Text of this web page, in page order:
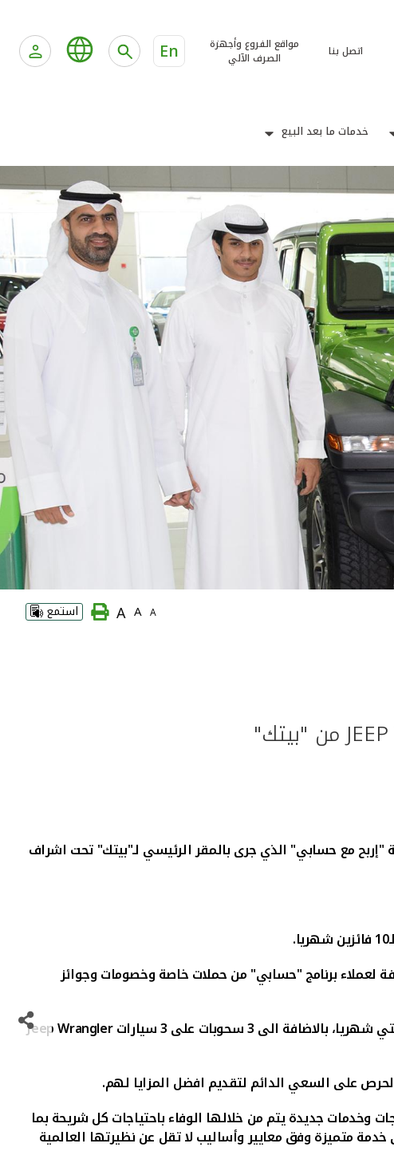
اتصل بنا
مواقع الفروع وأجهزة
الصرف الآلي
En
خدمات ما بعد البيع
A
A
A استمع
"إربح مع حسابي" الذي جرى بالمقر الرئيسي لـ"بيتك" تحت اشراف
لعملاء برنامج "حسابي" من حملات خاصة وخصومات وجوائز
Jeep Wrangler
على السعي الدائم لتقديم افضل المزايا لهم.
وخدمات جديدة يتم من خلالها الوفاء باحتياجات كل شريحة بما
متميزة وفق معايير وأساليب لا تقل عن نظيرتها العالمية